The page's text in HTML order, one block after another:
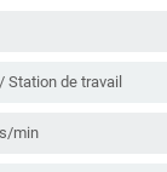
Station de travail
min